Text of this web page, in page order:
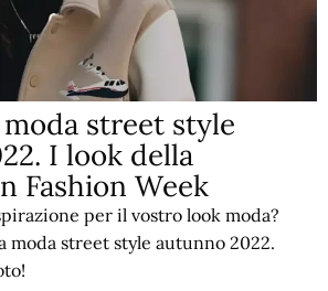
street style
I look della
Fashion Week
per il vostro look moda?
moda street style autunno 2022.